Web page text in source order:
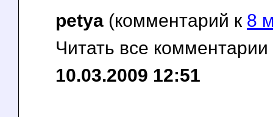
petya (комментарий к 8
Читать все комментарии
10.03.2009 12:51